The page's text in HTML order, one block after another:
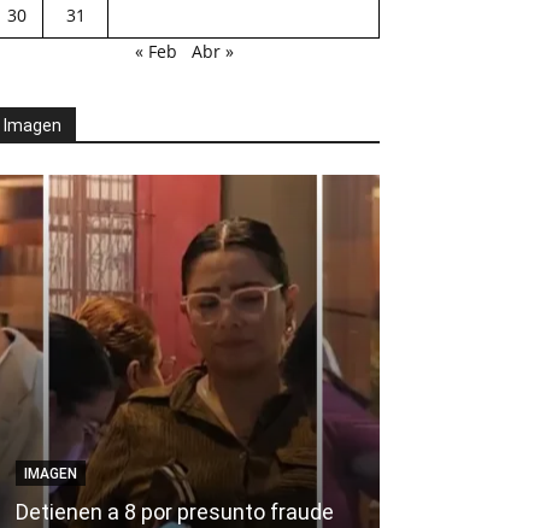
30
31
« Feb
Abr »
Imagen
IMAGEN
Detienen a 8 por presunto fraude